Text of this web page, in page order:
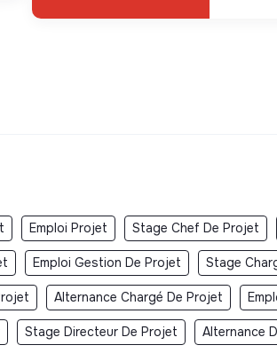
Emploi Projet Stage Chef De Projet
Emploi Gestion De Projet Stage
Alternance Chargé De Projet
Stage Directeur De Projet Alternance